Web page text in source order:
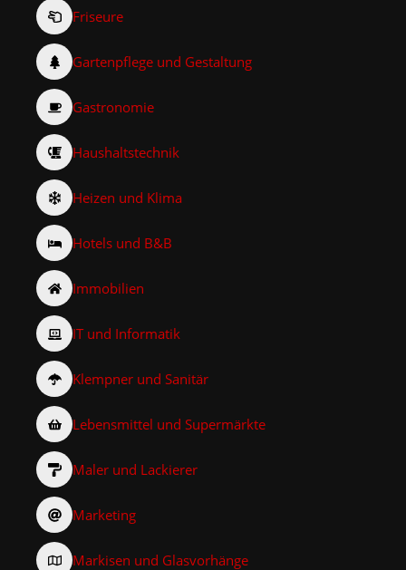
Friseure
Gartenpflege und Gestaltung
Gastronomie
Haushaltstechnik
Heizen und Klima
Hotels und B&B
Immobilien
IT und Informatik
Klempner und Sanitär
Lebensmittel und Supermärkte
Maler und Lackierer
Marketing
Markisen und Glasvorhänge